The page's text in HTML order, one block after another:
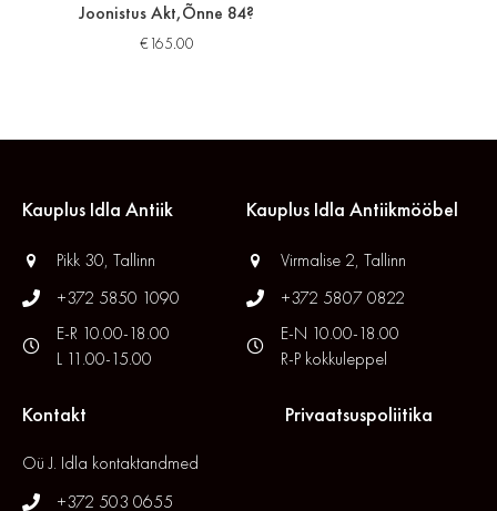
Joonistus Akt,Õnne 84?
€165.00
Kauplus Idla Antiik
Pikk 30, Tallinn
+372 5850 1090
E-R 10.00-18.00
L 11.00-15.00
Kauplus Idla Antiikmööbel
Virmalise 2, Tallinn
+372 5807 0822
E-N 10.00-18.00
R-P kokkuleppel
Kontakt
Oü J. Idla kontaktandmed
+372 503 0655
Privaatsuspoliitika